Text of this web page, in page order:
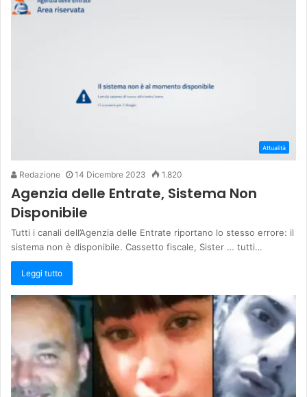
Attualità
Redazione 14 Dicembre 2023 1.820
Agenzia delle Entrate, Sistema Non
Disponibile
Tutti i canali dell’Agenzia delle Entrate riportano lo stesso errore: il
sistema non è disponibile. Cassetto fiscale, Sister … tutti…
Leggi tutto